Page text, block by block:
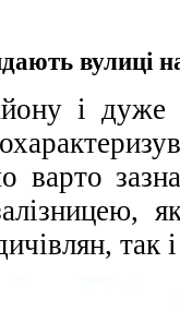
вулиці
і дуже
варто
так